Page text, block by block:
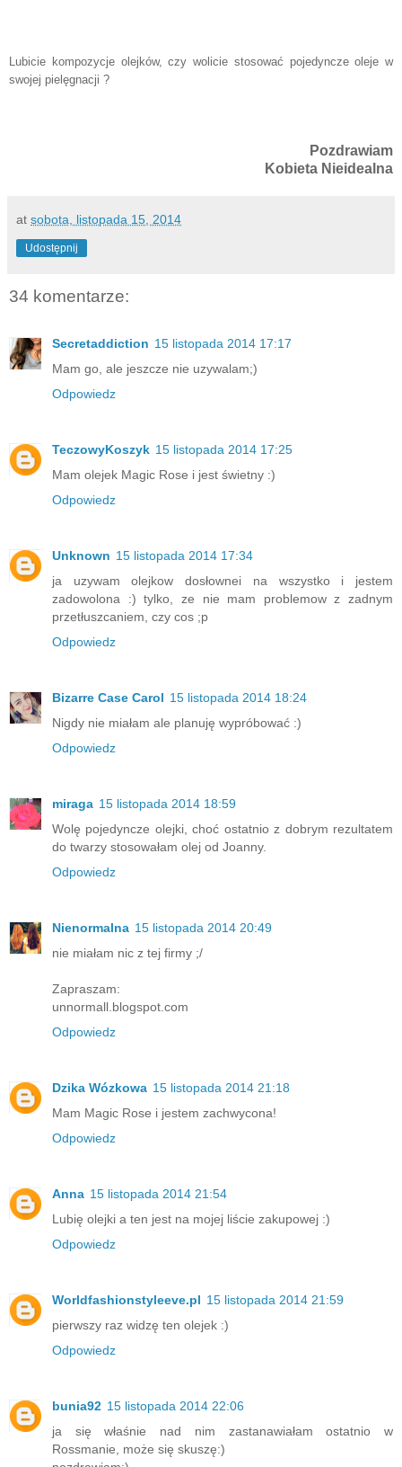
Lubicie kompozycje olejków, czy wolicie stosować pojedyncze oleje w
swojej pielęgnacji ?
Pozdrawiam
Kobieta Nieidealna
at sobota, listopada 15, 2014
Udostępnij
34 komentarze:
Secretaddiction 15 listopada 2014 17:17
Mam go, ale jeszcze nie uzywalam;)
Odpowiedz
TeczowyKoszyk 15 listopada 2014 17:25
Mam olejek Magic Rose i jest świetny :)
Odpowiedz
Unknown 15 listopada 2014 17:34
ja uzywam olejkow dosłownei na wszystko i jestem
zadowolona :) tylko, ze nie mam problemow z zadnym
przetłuszcaniem, czy cos ;p
Odpowiedz
Bizarre Case Carol 15 listopada 2014 18:24
Nigdy nie miałam ale planuję wypróbować :)
Odpowiedz
miraga 15 listopada 2014 18:59
Wolę pojedyncze olejki, choć ostatnio z dobrym rezultatem
do twarzy stosowałam olej od Joanny.
Odpowiedz
Nienormalna 15 listopada 2014 20:49
nie miałam nic z tej firmy ;/
Zapraszam:
unnormall.blogspot.com
Odpowiedz
Dzika Wózkowa 15 listopada 2014 21:18
Mam Magic Rose i jestem zachwycona!
Odpowiedz
Anna 15 listopada 2014 21:54
Lubię olejki a ten jest na mojej liście zakupowej :)
Odpowiedz
Worldfashionstyleeve.pl 15 listopada 2014 21:59
pierwszy raz widzę ten olejek :)
Odpowiedz
bunia92 15 listopada 2014 22:06
ja się właśnie nad nim zastanawiałam ostatnio w
Rossmanie, może się skuszę:)